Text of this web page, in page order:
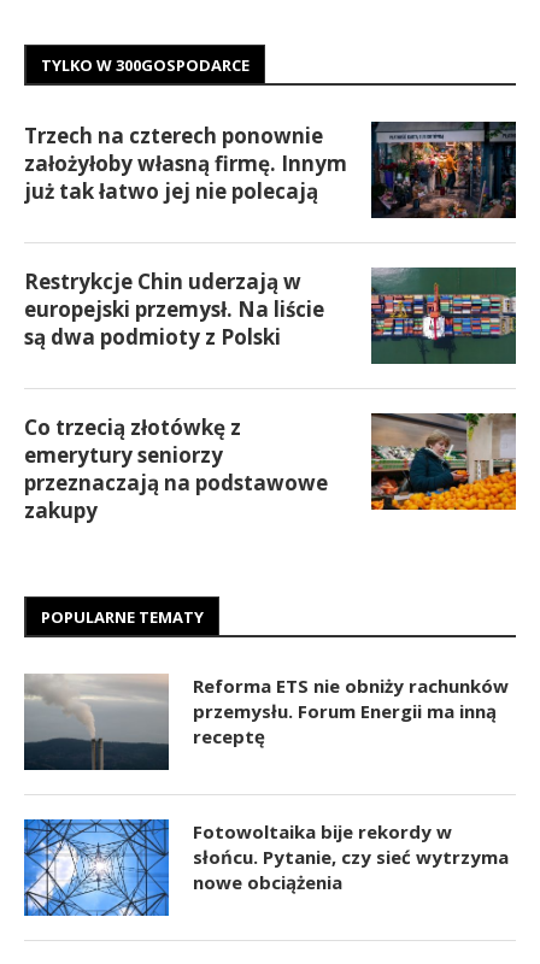
TYLKO W 300GOSPODARCE
Trzech na czterech ponownie
założyłoby własną firmę. Innym
już tak łatwo jej nie polecają
Restrykcje Chin uderzają w
europejski przemysł. Na liście
są dwa podmioty z Polski
Co trzecią złotówkę z
emerytury seniorzy
przeznaczają na podstawowe
zakupy
POPULARNE TEMATY
Reforma ETS nie obniży rachunków
przemysłu. Forum Energii ma inną
receptę
Fotowoltaika bije rekordy w
słońcu. Pytanie, czy sieć wytrzyma
nowe obciążenia